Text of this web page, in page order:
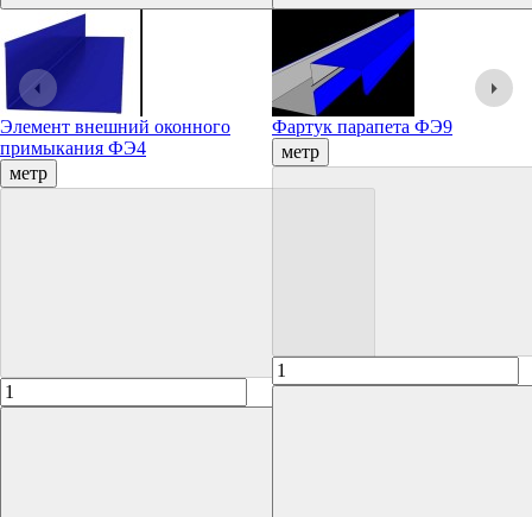
Элемент внешний оконного
примыкания ФЭ4
метр
Фартук парапета ФЭ9
метр